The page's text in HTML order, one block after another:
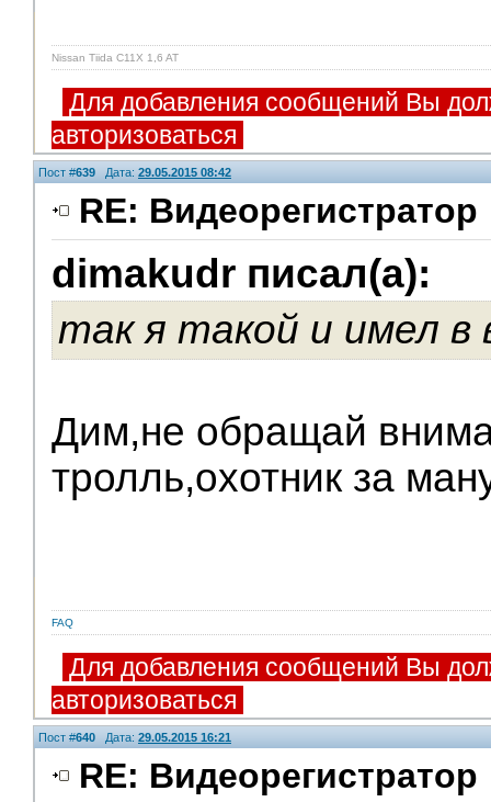
Nissan Tiida C11X 1,6 AT
Для добавления сообщений Вы
авторизоваться
Пост #639 Дата: 29.05.2015 08:42
RE: Видеорегистратор
dimakudr писал(а):
так я такой и имел в
Дим,не обращай
тролль,охотник за
Модераторы
FAQ
Для добавления сообщений Вы
авторизоваться
Пост #640 Дата: 29.05.2015 16:21
RE: Видеорегистратор